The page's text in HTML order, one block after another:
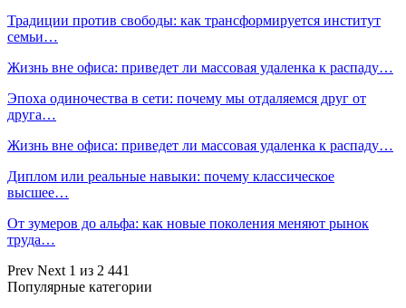
Традиции против свободы: как трансформируется институт
семьи…
Жизнь вне офиса: приведет ли массовая удаленка к распаду…
Эпоха одиночества в сети: почему мы отдаляемся друг от
друга…
Жизнь вне офиса: приведет ли массовая удаленка к распаду…
Диплом или реальные навыки: почему классическое
высшее…
От зумеров до альфа: как новые поколения меняют рынок
труда…
Prev Next 1 из 2 441
Популярные категории